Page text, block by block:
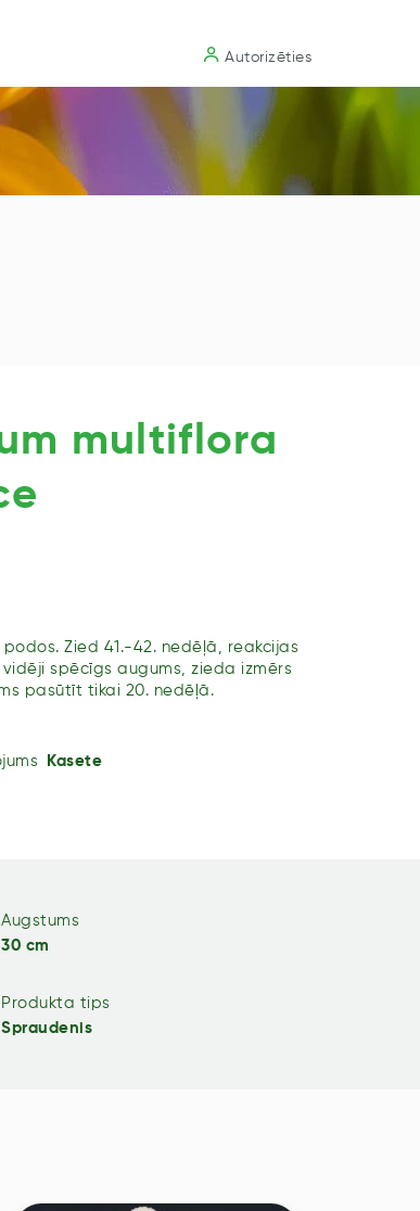
Autorizēties
multiflora
Zied 41.-42. nedēļā, reakcijas
spēcīgs augums, zieda izmērs
pasūtīt tikai 20. nedēļā.
Kasete
Augstums
30 cm
Produkta tips
Spraudenis